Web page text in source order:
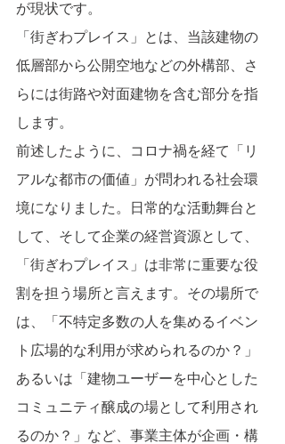
が現状です。
「街ぎわプレイス」とは、当該建物の
低層部から公開空地などの外構部、さ
らには街路や対面建物を含む部分を指
します。
前述したように、コロナ禍を経て「リ
アルな都市の価値」が問われる社会環
境になりました。日常的な活動舞台と
して、そして企業の経営資源として、
「街ぎわプレイス」は非常に重要な役
割を担う場所と言えます。その場所で
は、「不特定多数の人を集めるイベン
ト広場的な利用が求められるのか？」
あるいは「建物ユーザーを中心とした
コミュニティ醸成の場として利用され
るのか？」など、事業主体が企画・構